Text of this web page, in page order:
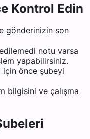
Kontrol Edin
gönderinizin son
notu varsa
yapabilirsiniz.
önce şubeyi
bilgisini ve çalışma